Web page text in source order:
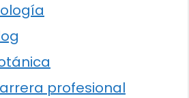
profesional